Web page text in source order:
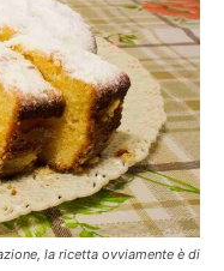
la ricetta ovviamente è di